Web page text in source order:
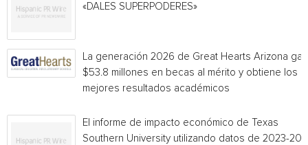
«DALES SUPERPODERES»
La generación 2026 de Great Hearts Arizona
$53.8 millones en becas al mérito y obtiene los
mejores resultados académicos
El informe de impacto económico de Texas
Southern University utilizando datos de 2023-